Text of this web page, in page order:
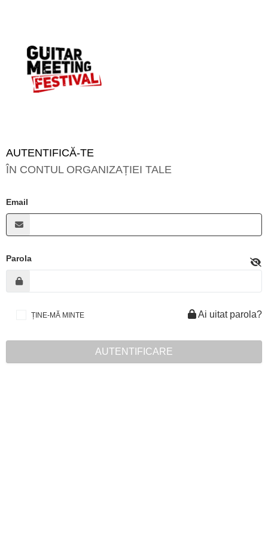
AUTENTIFICĂ-TE
ÎN CONTUL ORGANIZAȚIEI TALE
Email
Parola
ȚINE-MĂ MINTE Ai uitat parola?
AUTENTIFICARE